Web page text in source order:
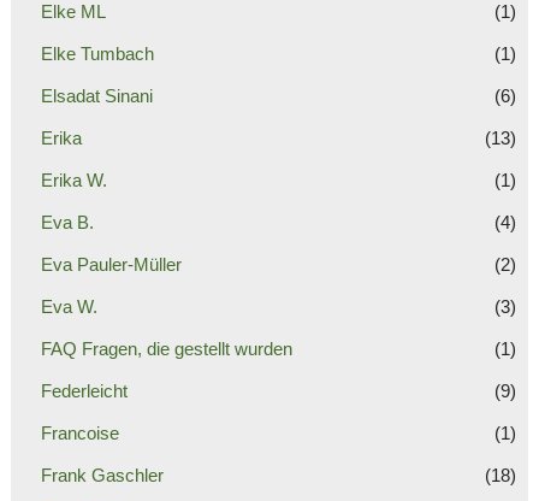
Elke ML (1)
Elke Tumbach (1)
Elsadat Sinani (6)
Erika (13)
Erika W. (1)
Eva B. (4)
Eva Pauler-Müller (2)
Eva W. (3)
FAQ Fragen, die gestellt wurden (1)
Federleicht (9)
Francoise (1)
Frank Gaschler (18)